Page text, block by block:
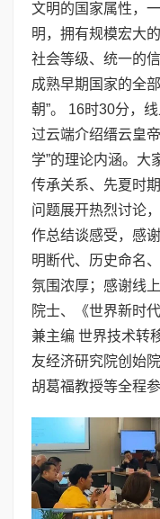
文明的国家属性，
明，拥有规模宏大
社会等级、统一的
成熟早期国家的全
朝”。 16时30分，
过云端介绍缙云皇
学”的理论内涵。大
传承关系、先夏时
问题展开热烈讨论
作总结谈感受，感
明断代、历史命名
氛围浓厚；感谢线
院士、《世界新时
兼主编 世界技术转
友经济研究院创始
胡葛福教授等全程参